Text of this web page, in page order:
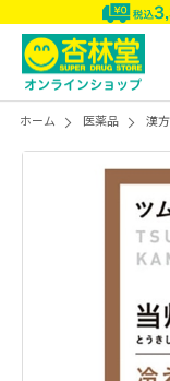
ホーム 医薬品 漢